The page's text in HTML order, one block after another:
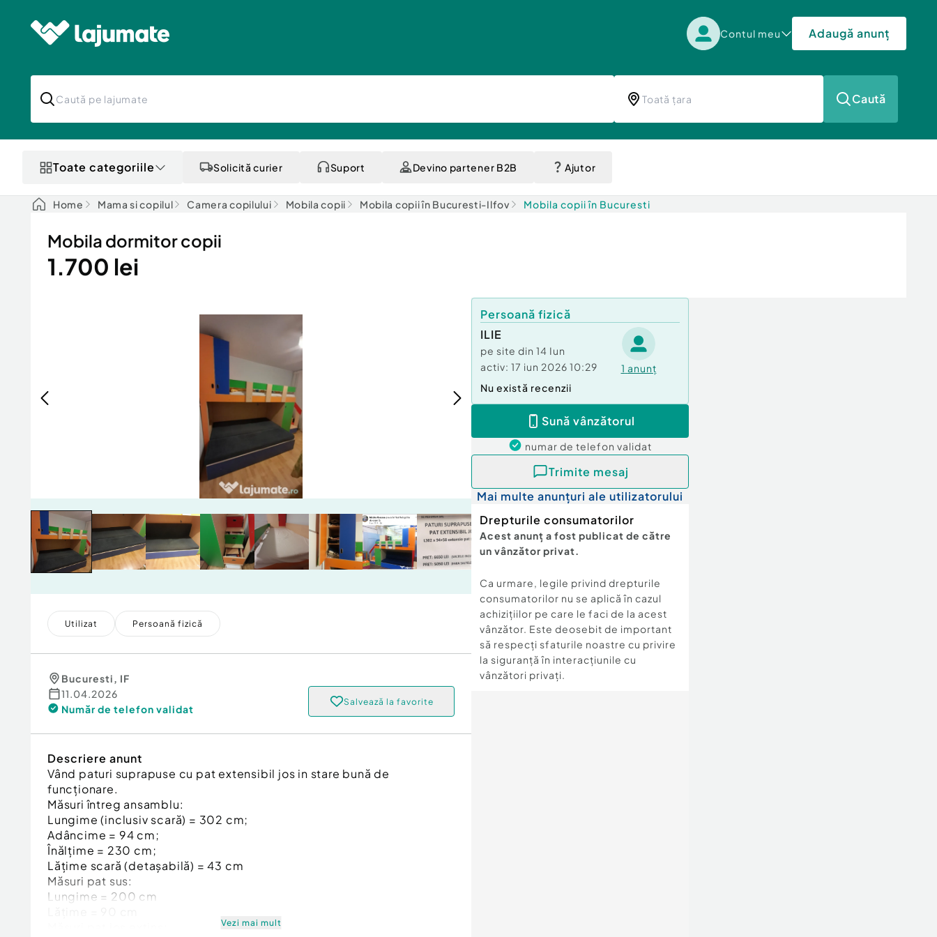
Contul meu Adaugă anunț
Caută
Toate categoriile Solicită curier Suport Devino partener B2B Ajutor
Home Mama si copilul Camera copilului Mobila copii Mobila copii în Bucuresti-Ilfov Mobila copii în Bucuresti
Mobila dormitor copii
1.700 lei
Utilizat Persoană fizică
Bucuresti, IF
11.04.2026
Număr de telefon validat
Salvează la favorite
Descriere anunt
Vând paturi suprapuse cu pat extensibil jos in stare bună de
funcționare.
Măsuri întreg ansamblu:
Lungime (inclusiv scară) = 302 cm;
Adâncime = 94 cm;
Înălțime = 230 cm;
Lățime scară (detașabilă) = 43 cm
Măsuri pat sus:
Lungime = 200 cm
Vezi mai mult
Persoană fizică
ILIE
pe site din 14 Iun
activ: 17 iun 2026 10:29 1 anunț
Nu există recenzii
Sună vânzătorul
numar de telefon validat
Trimite mesaj
Mai multe anunțuri ale utilizatorului
Drepturile consumatorilor
Acest anunț a fost publicat de către
un vânzător privat.
Ca urmare, legile privind drepturile
consumatorilor nu se aplică în cazul
achizițiilor pe care le faci de la acest
vânzător. Este deosebit de important
să respecți sfaturile noastre cu privire
la siguranță în interacțiunile cu
vânzători privați.